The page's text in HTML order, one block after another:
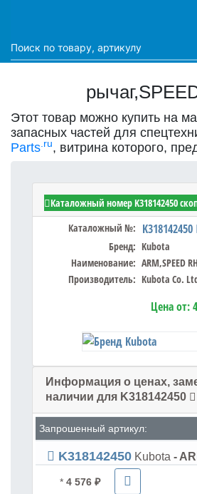
Этот товар можно купить на
запасных частей для
Parts.ru, витрина которого,
Kubota K318142450 -
Каталожный №: K318142450
Бренд: Kubota
Наименование: ARM,SPEED RH
Производитель: Kubota Co.
Цена от:
Каталожный номер K318142450
Информация о ценах,
наличии для K318142450
Запрошенный артикул:
K318142450 Kubota -
* 4 576 ₽